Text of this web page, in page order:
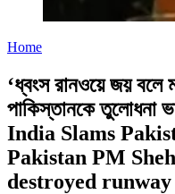
Home
‘ধ্বংস রানওয়ে জয়
পাকিস্তানকে
India Slams
Pakistan PM
destroyed